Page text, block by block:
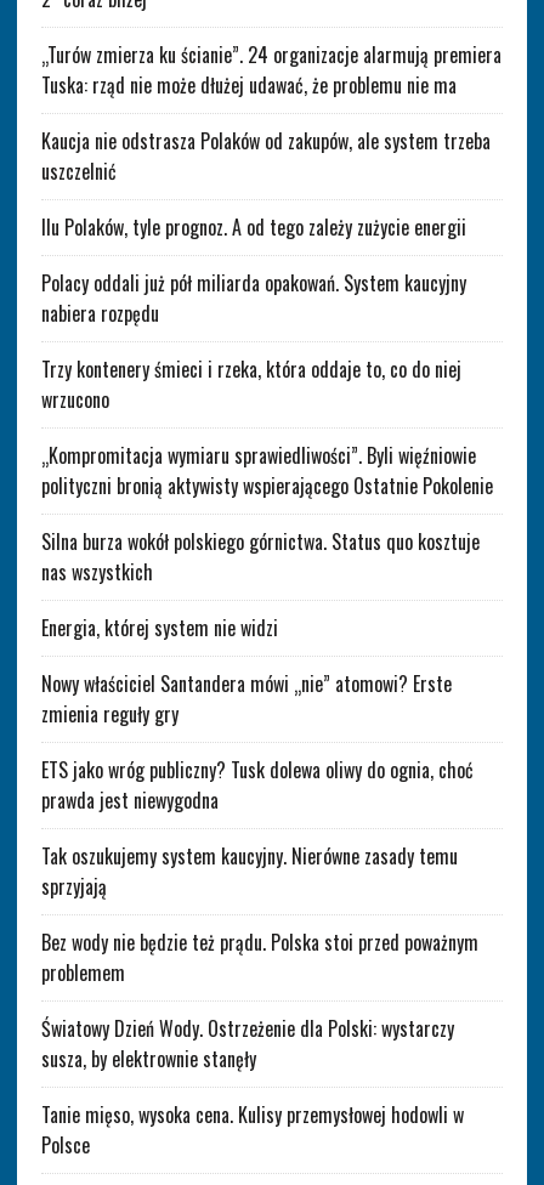
„Turów zmierza ku ścianie”. 24 organizacje alarmują premiera
Tuska: rząd nie może dłużej udawać, że problemu nie ma
Kaucja nie odstrasza Polaków od zakupów, ale system trzeba
uszczelnić
Ilu Polaków, tyle prognoz. A od tego zależy zużycie energii
Polacy oddali już pół miliarda opakowań. System kaucyjny
nabiera rozpędu
Trzy kontenery śmieci i rzeka, która oddaje to, co do niej
wrzucono
„Kompromitacja wymiaru sprawiedliwości”. Byli więźniowie
polityczni bronią aktywisty wspierającego Ostatnie Pokolenie
Silna burza wokół polskiego górnictwa. Status quo kosztuje
nas wszystkich
Energia, której system nie widzi
Nowy właściciel Santandera mówi „nie” atomowi? Erste
zmienia reguły gry
ETS jako wróg publiczny? Tusk dolewa oliwy do ognia, choć
prawda jest niewygodna
Tak oszukujemy system kaucyjny. Nierówne zasady temu
sprzyjają
Bez wody nie będzie też prądu. Polska stoi przed poważnym
problemem
Światowy Dzień Wody. Ostrzeżenie dla Polski: wystarczy
susza, by elektrownie stanęły
Tanie mięso, wysoka cena. Kulisy przemysłowej hodowli w
Polsce